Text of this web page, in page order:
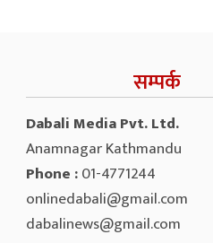
सम्पर्क
Dabali Media Pvt. Ltd.
Anamnagar Kathmandu
Phone :01-4771244
onlinedabali@gmail.com
dabalinews@gmail.com